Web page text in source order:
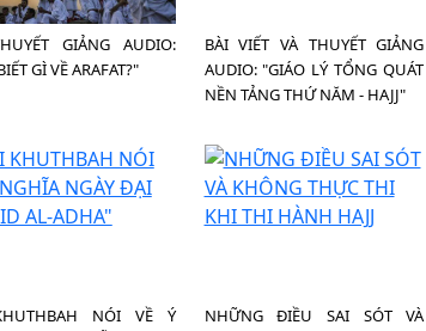
GIẢNG AUDIO:
GÌ VỀ ARAFAT?"
BÀI VIẾT VÀ THUYẾT GIẢNG
AUDIO: "GIÁO LÝ TỔNG QUÁT
NỀN TẢNG THỨ NĂM - HAJJ"
NÓI VỀ Ý
NHỮNG ĐIỀU SAI SÓT VÀ